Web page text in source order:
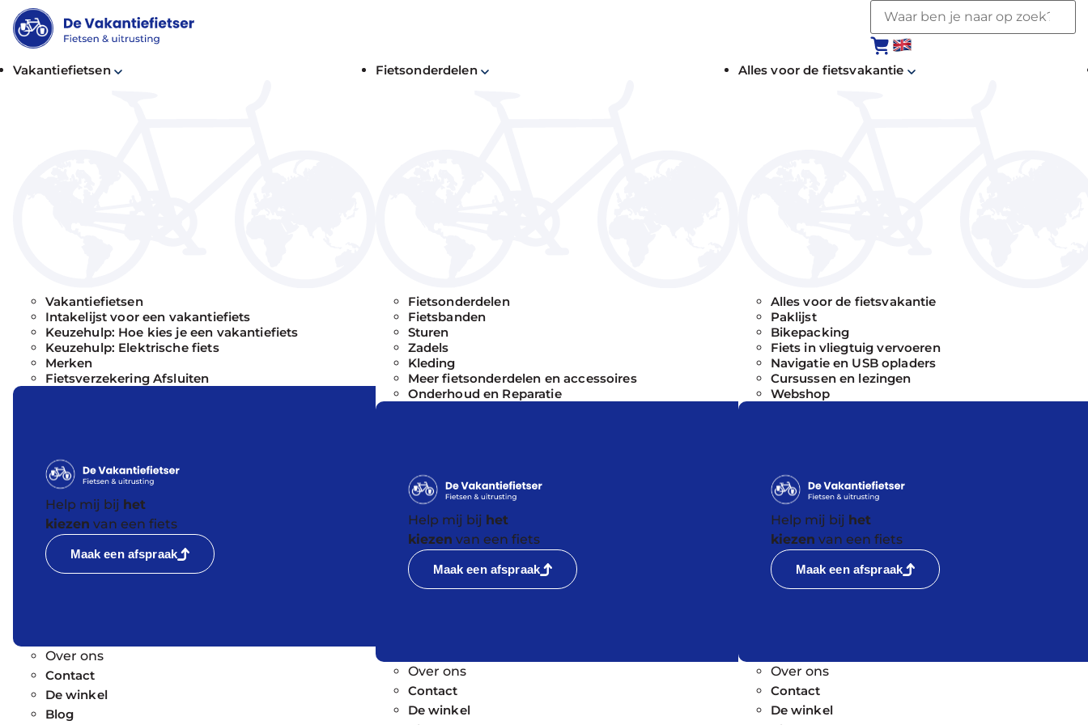
Vakantiefietsen
Vakantiefietsen
Intakelijst voor een vakantiefiets
Keuzehulp: Hoe kies je een vakantiefiets
Keuzehulp: Elektrische fiets
Merken
Fietsverzekering Afsluiten
Help mij bij het
kiezen van een fiets
Maak een afspraak
Over ons
Contact
De winkel
Blog
Fietsonderdelen
Fietsonderdelen
Fietsbanden
Sturen
Zadels
Kleding
Meer fietsonderdelen en accessoires
Onderhoud en Reparatie
Help mij bij het
kiezen van een fiets
Maak een afspraak
Over ons
Contact
De winkel
Alles voor de fietsvakantie
Alles voor de fietsvakantie
Paklijst
Bikepacking
Fiets in vliegtuig vervoeren
Navigatie en USB opladers
Cursussen en lezingen
Webshop
Help mij bij het
kiezen van een fiets
Maak een afspraak
Over ons
Contact
De winkel